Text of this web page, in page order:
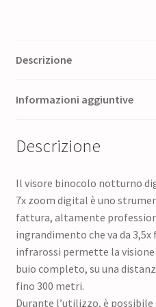
Descrizione
Informazioni aggiuntive
Descrizione
Il visore binocolo notturno
7x zoom digital è uno
fattura, altamente
ingrandimento che va da
infrarossi permette la visione
buio completo, su una
fino 300 metri.
Durante l’utilizzo, è